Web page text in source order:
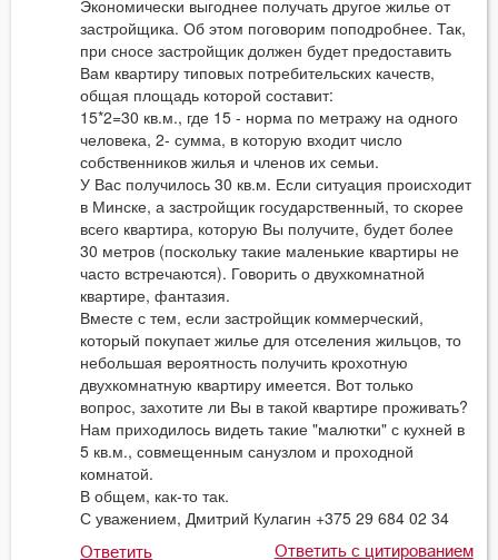
Экономически выгоднее получать другое жилье от
застройщика. Об этом поговорим поподробнее. Так,
при сносе застройщик должен будет предоставить
Вам квартиру типовых потребительских качеств,
общая площадь которой составит:
15*2=30 кв.м., где 15 - норма по метражу на одного
человека, 2- сумма, в которую входит число
собственников жилья и членов их семьи.
У Вас получилось 30 кв.м. Если ситуация происходит
в Минске, а застройщик государственный, то скорее
всего квартира, которую Вы получите, будет более
30 метров (поскольку такие маленькие квартиры не
часто встречаются). Говорить о двухкомнатной
квартире, фантазия.
Вместе с тем, если застройщик коммерческий,
который покупает жилье для отселения жильцов, то
небольшая вероятность получить крохотную
двухкомнатную квартиру имеется. Вот только
вопрос, захотите ли Вы в такой квартире проживать?
Нам приходилось видеть такие "малютки" с кухней в
5 кв.м., совмещенным санузлом и проходной
комнатой.
В общем, как-то так.
С уважением, Дмитрий Кулагин +375 29 684 02 34
Ответить Ответить с цитированием